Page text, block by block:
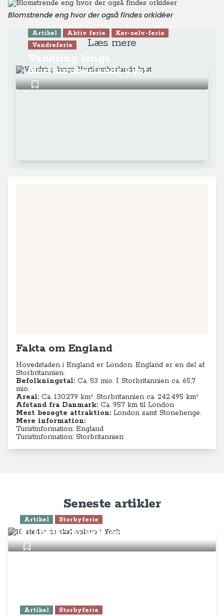
Blomstrende eng hvor der også findes orkidéer
Læs mere
Artikel Aktiv ferie
Kør-selv-ferie
Vandreferie
Northumberlands kyst
Fakta om England
Hovedstaden i England er London. England er en del af
Storbritannien.
Befolkningstal: Ca. 53 mio. I Storbritannien ca. 65,7
mio.
Areal: Ca. 130.279 km². Storbritannien ca. 242.495 km²
Afstand fra Danmark: Ca. 957 km til London
Mest besøgte attraktion: London samt Stonehenge.
Mere information:
Turistinformation: England
Turistinformation: Storbritannien
Seneste artikler
Artikel Storbyferie
10 steder du skal opleve i York
Artikel Storbyferie